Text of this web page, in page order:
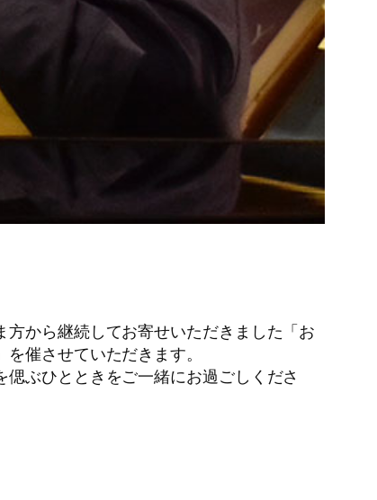
から継続してお寄せいただきました「お
催させていただきます。
ぶひとときをご一緒にお過ごしくださ